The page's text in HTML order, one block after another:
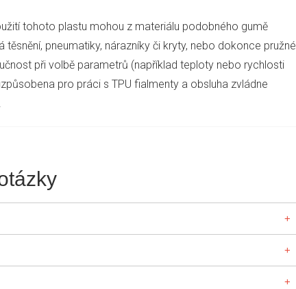
tohoto plastu mohou z materiálu podobného gumě
pneumatiky, nárazníky či kryty, nebo dokonce pružné
při volbě parametrů (například teploty nebo rychlosti
pro práci s TPU fialmenty a obsluha zvládne
jiné pevně usadil v průmyslu. Před tiskem je třeba
toho by měl být pracovní stůl zahřátý na teplotu mezi
průmyslu. Kromě toho se používají k výrobě (tisku)